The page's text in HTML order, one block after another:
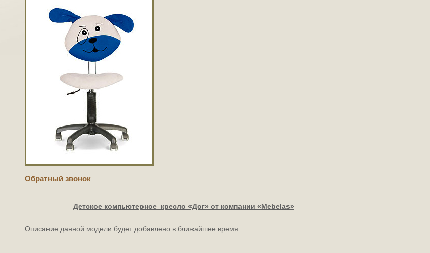
Обратный звонок
Детское компьютерное кресло «Дог» от компании «Mebelas»
Описание данной модели будет добавлено в ближайшее время.